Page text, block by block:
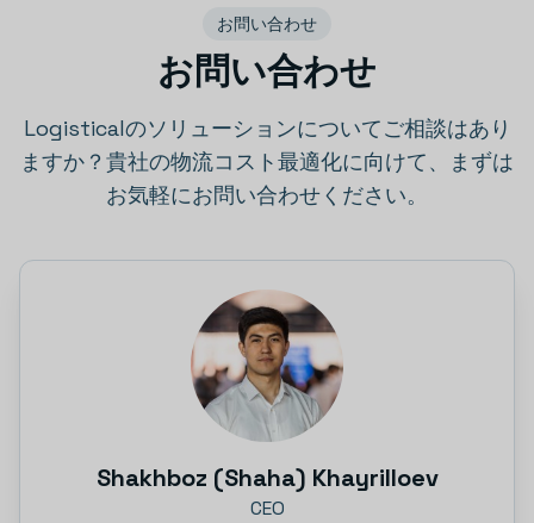
お問い合わせ
お問い合わせ
Logisticalのソリューションについてご相談はあり
ますか？貴社の物流コスト最適化に向けて、まずは
お気軽にお問い合わせください。
Shakhboz (Shaha) Khayrilloev
CEO